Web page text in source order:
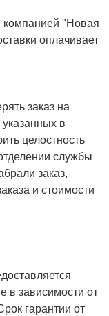
компанией "Новая
оплачивает
заказ на
указанных в
целостность
службы
заказ,
и стоимости
в зависимости от
гарантии от